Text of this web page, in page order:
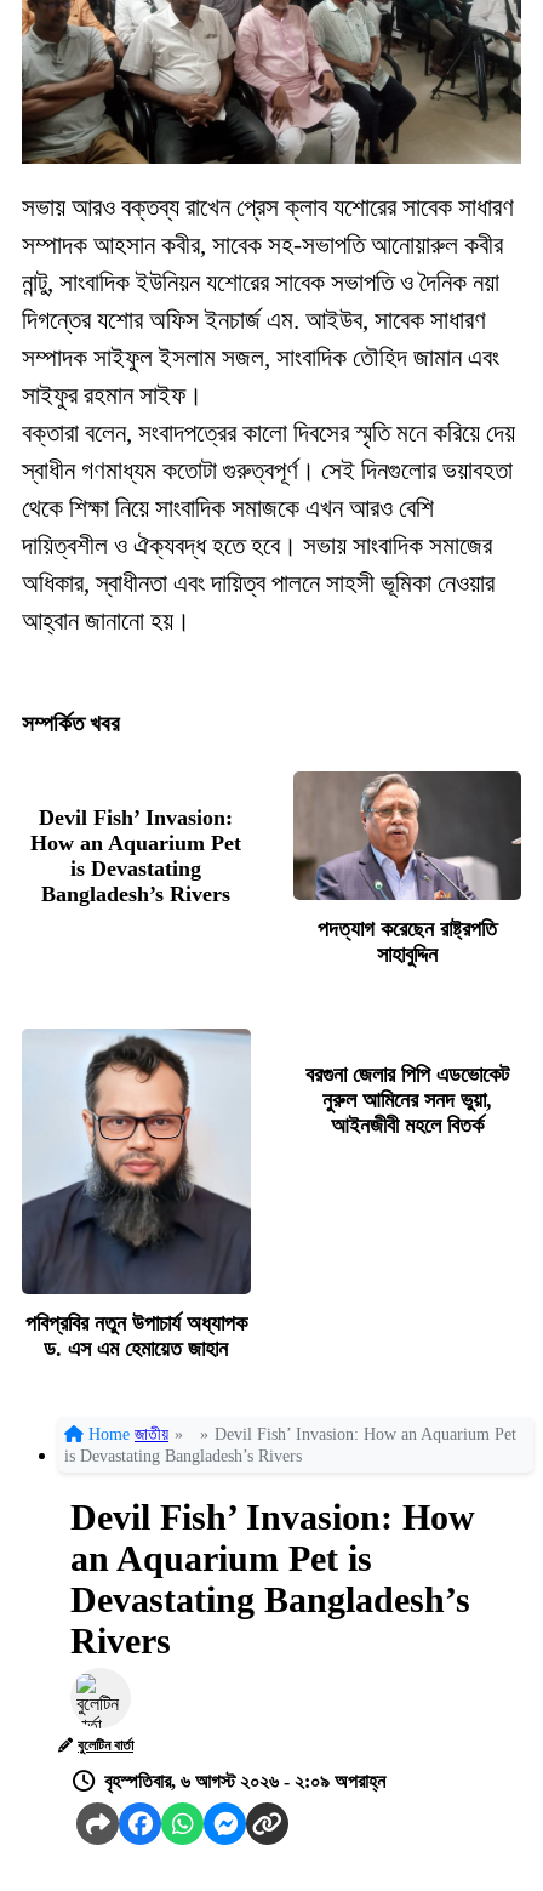
সভায় আরও বক্তব্য রাখেন প্রেস ক্লাব যশোরের সাবেক সাধারণ
সম্পাদক আহসান কবীর, সাবেক সহ-সভাপতি আনোয়ারুল কবীর
নান্টু, সাংবাদিক ইউনিয়ন যশোরের সাবেক সভাপতি ও দৈনিক নয়া
দিগন্তের যশোর অফিস ইনচার্জ এম. আইউব, সাবেক সাধারণ
সম্পাদক সাইফুল ইসলাম সজল, সাংবাদিক তৌহিদ জামান এবং
সাইফুর রহমান সাইফ।
বক্তারা বলেন, সংবাদপত্রের কালো দিবসের স্মৃতি মনে করিয়ে দেয়
স্বাধীন গণমাধ্যম কতোটা গুরুত্বপূর্ণ। সেই দিনগুলোর ভয়াবহতা
থেকে শিক্ষা নিয়ে সাংবাদিক সমাজকে এখন আরও বেশি
দায়িত্বশীল ও ঐক্যবদ্ধ হতে হবে। সভায় সাংবাদিক সমাজের
অধিকার, স্বাধীনতা এবং দায়িত্ব পালনে সাহসী ভূমিকা নেওয়ার
আহ্বান জানানো হয়।
সম্পর্কিত খবর
Devil Fish’ Invasion:
How an Aquarium Pet
is Devastating
Bangladesh’s Rivers
পদত্যাগ করেছেন রাষ্ট্রপতি
সাহাবুদ্দিন
পবিপ্রবির নতুন উপাচার্য অধ্যাপক
ড. এস এম হেমায়েত জাহান
বরগুনা জেলার পিপি এডভোকেট
নুরুল আমিনের সনদ ভুয়া,
আইনজীবী মহলে বিতর্ক
Home জাতীয় » » Devil Fish’ Invasion: How an Aquarium Pet
is Devastating Bangladesh’s Rivers
Devil Fish’ Invasion: How
an Aquarium Pet is
Devastating Bangladesh’s
Rivers
বুলেটিন বার্তা
বৃহস্পতিবার, ৬ আগস্ট ২০২৬ - ২:০৯ অপরাহ্ন